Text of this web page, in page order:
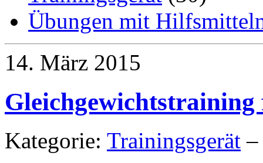
Übungen mit
14. März 2015
Kategorie: Trainingsgerät –